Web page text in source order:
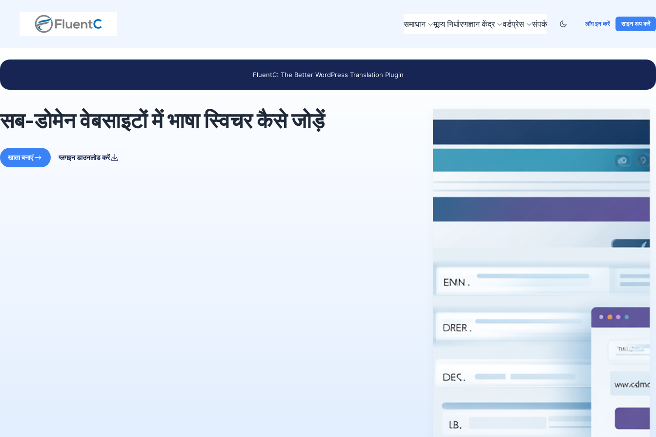
समाधान मूल्य निर्धारणज्ञान केंद्र वर्डप्रेस संपर्क लॉग इन करें साइन अप करें
FluentC: The Better WordPress Translation Plugin
सब-डोमेन वेबसाइटों में भाषा स्विचर कैसे जोड़ें
खाता बनाएं प्लगइन डाउनलोड करें